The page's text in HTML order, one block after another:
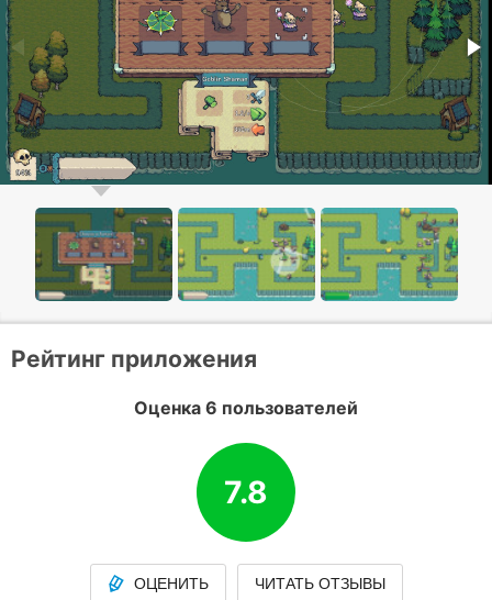
Рейтинг приложения
Оценка 6 пользователей
7.8
ОЦЕНИТЬ ЧИТАТЬ ОТЗЫВЫ